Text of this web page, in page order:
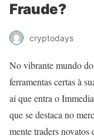
Fraude?
cryptodays
No vibrante mundo
ferramentas certas à
aí que entra o
que se destaca no
mente traders